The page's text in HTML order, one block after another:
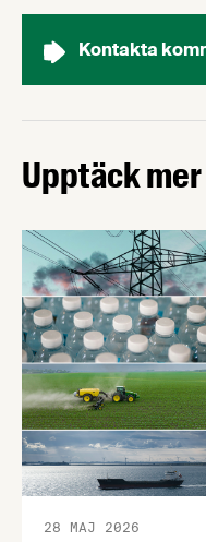
Kontakta
Upptäck mer
28 MAJ 2026